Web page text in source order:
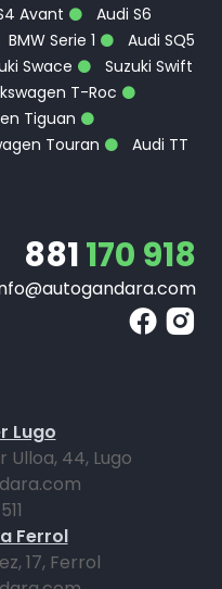
Avant
Audi S6
BMW Serie 1
Audi SQ5
Swace
Suzuki Swift
T-Roc
Tiguan
Touran
Audi TT
881170 918
Lugo
Ulloa, 44, Lugo
Ferrol
17, Ferrol